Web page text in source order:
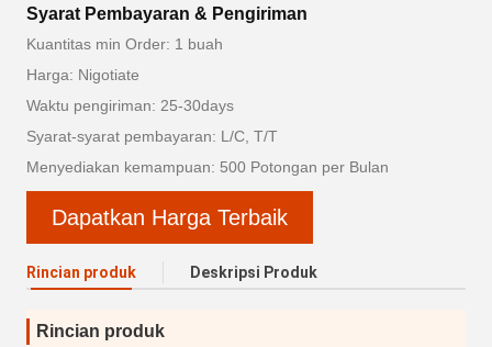
Syarat Pembayaran & Pengiriman
Kuantitas min Order: 1 buah
Harga: Nigotiate
Waktu pengiriman: 25-30days
Syarat-syarat pembayaran: L/C, T/T
Menyediakan kemampuan: 500 Potongan per Bulan
Dapatkan Harga Terbaik
Rincian produk Deskripsi Produk
Rincian produk